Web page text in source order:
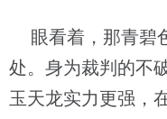
眼看着，那青碧
处。身为裁判的不
玉天龙实力更强，